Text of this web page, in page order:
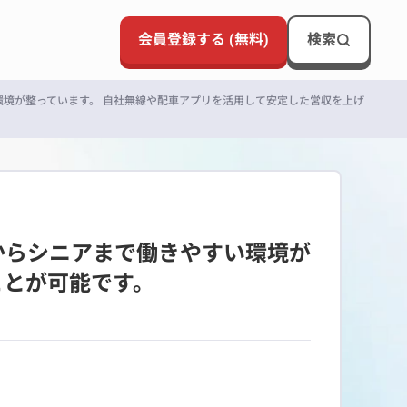
会員登録する (無料) 検索
が整っています。 自社無線や配車アプリを活用して安定した営収を上げ
シニアまで働きやすい環境が
が可能です。